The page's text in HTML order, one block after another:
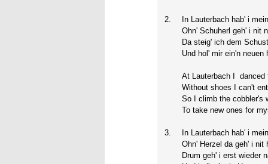
2.
In Lauterbach hab' i
Ohn' Schuherl geh' i nit
Da steig' ich dem
Und hol' mir ein'n neuen
At Lauterbach I
Without shoes I can't
So I climb the cobbler's
To take new ones for
3.
In Lauterbach hab' i
Ohn' Herzel da geh' i nit
Drum geh' i erst wieder